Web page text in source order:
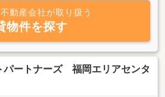
ります。何でもお気軽にご相談下さ
ております。皆様のお問い合わせ、ご
おります。
動産会社が取り扱う
物件を探す
パートナーズ 福岡エリアセンタ